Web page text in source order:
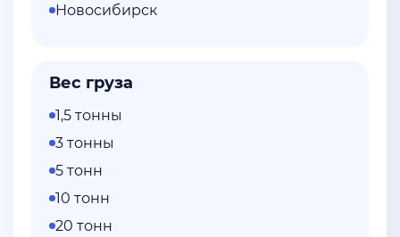
Новосибирск
Вес груза
1,5 тонны
3 тонны
5 тонн
10 тонн
20 тонн